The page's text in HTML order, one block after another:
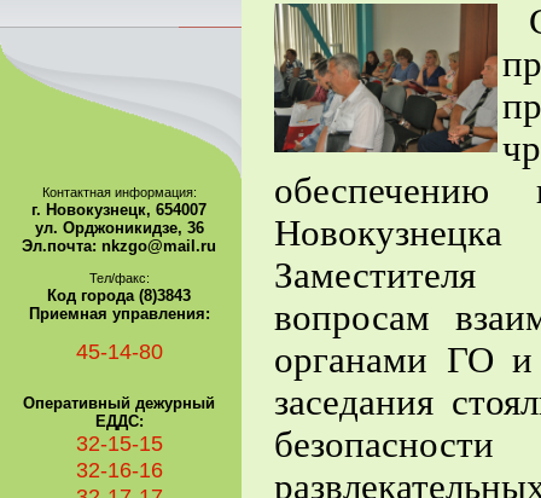
обеспечению
Заместителя
вопросам
органами ГО
заседания
Контактная информация:
г. Новокузнецк, 654007
ул. Орджоникидзе, 36
Эл.почта: nkzgo@mail.ru
Тел/факс:
Код города (8)3843
Приемная управления:
45-14-80
Оперативный дежурный
ЕДДС:
32-15-15
32-16-16